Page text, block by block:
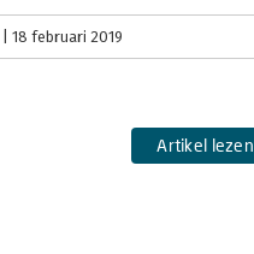
18 februari 2019
Artikel lezen